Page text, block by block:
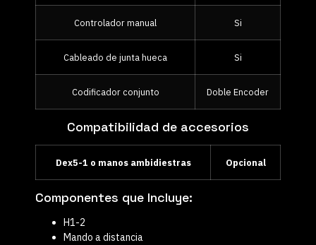
Controlador manual Si
Cableado de junta hueca Si
Codificador conjunto Doble Encoder
Compatibilidad de accesorios
Dex5-1 o manos ambidiestras Opcional
Componentes que Incluye:
H1-2
Mando a distancia